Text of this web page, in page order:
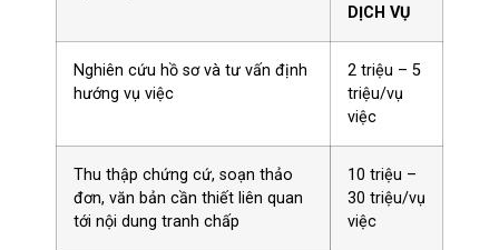
DỊCH VỤ
Nghiên cứu hồ sơ và tư vấn định
hướng vụ việc
2 triệu – 5
triệu/vụ
việc
Thu thập chứng cứ, soạn thảo
đơn, văn bản cần thiết liên quan
tới nội dung tranh chấp
10 triệu –
30 triệu/vụ
việc